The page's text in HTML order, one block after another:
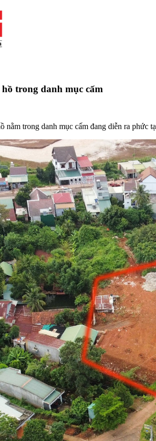
trong danh mục cấm
nằm trong danh mục cấm đang diễn ra